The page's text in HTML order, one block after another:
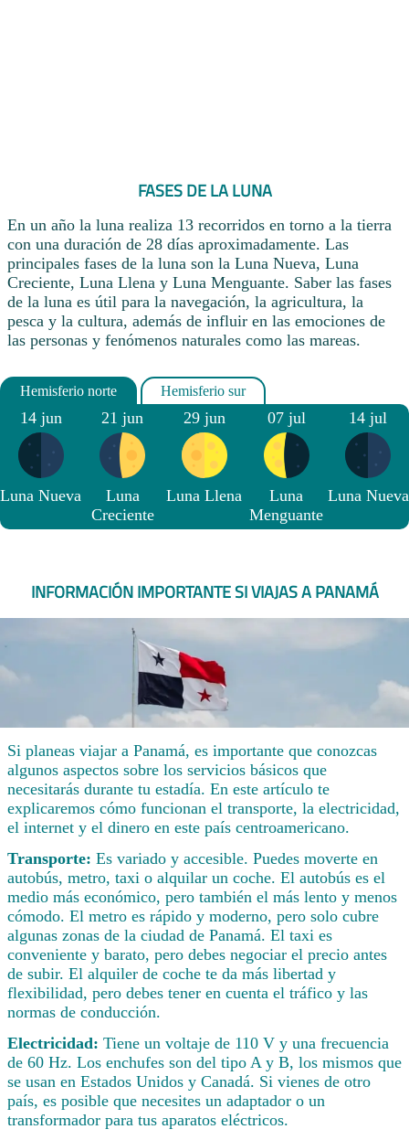
FASES DE LA LUNA
En un año la luna realiza 13 recorridos en torno a la tierra
con una duración de 28 días aproximadamente. Las
principales fases de la luna son la Luna Nueva, Luna
Creciente, Luna Llena y Luna Menguante. Saber las fases
de la luna es útil para la navegación, la agricultura, la
pesca y la cultura, además de influir en las emociones de
las personas y fenómenos naturales como las mareas.
14 jun
Luna Nueva
21 jun
Luna
Creciente
29 jun
Luna Llena
07 jul
Luna
Menguante
14 jul
Luna Nueva
INFORMACIÓN IMPORTANTE SI VIAJAS A PANAMÁ
Si planeas viajar a Panamá, es importante que conozcas
algunos aspectos sobre los servicios básicos que
necesitarás durante tu estadía. En este artículo te
explicaremos cómo funcionan el transporte, la electricidad,
el internet y el dinero en este país centroamericano.
Transporte: Es variado y accesible. Puedes moverte en
autobús, metro, taxi o alquilar un coche. El autobús es el
medio más económico, pero también el más lento y menos
cómodo. El metro es rápido y moderno, pero solo cubre
algunas zonas de la ciudad de Panamá. El taxi es
conveniente y barato, pero debes negociar el precio antes
de subir. El alquiler de coche te da más libertad y
flexibilidad, pero debes tener en cuenta el tráfico y las
normas de conducción.
Electricidad: Tiene un voltaje de 110 V y una frecuencia
de 60 Hz. Los enchufes son del tipo A y B, los mismos que
se usan en Estados Unidos y Canadá. Si vienes de otro
país, es posible que necesites un adaptador o un
transformador para tus aparatos eléctricos.